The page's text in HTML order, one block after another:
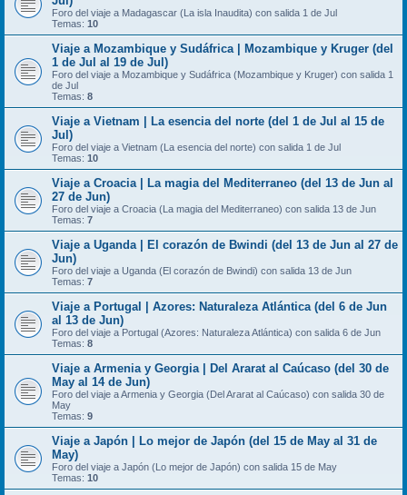
Foro del viaje a Madagascar (La isla Inaudita) con salida 1 de Jul
Temas: 10
Viaje a Mozambique y Sudáfrica | Mozambique y Kruger (del
1 de Jul al 19 de Jul)
Foro del viaje a Mozambique y Sudáfrica (Mozambique y Kruger) con salida 1
de Jul
Temas: 8
Viaje a Vietnam | La esencia del norte (del 1 de Jul al 15 de
Jul)
Foro del viaje a Vietnam (La esencia del norte) con salida 1 de Jul
Temas: 10
Viaje a Croacia | La magia del Mediterraneo (del 13 de Jun al
27 de Jun)
Foro del viaje a Croacia (La magia del Mediterraneo) con salida 13 de Jun
Temas: 7
Viaje a Uganda | El corazón de Bwindi (del 13 de Jun al 27 de
Jun)
Foro del viaje a Uganda (El corazón de Bwindi) con salida 13 de Jun
Temas: 7
Viaje a Portugal | Azores: Naturaleza Atlántica (del 6 de Jun
al 13 de Jun)
Foro del viaje a Portugal (Azores: Naturaleza Atlántica) con salida 6 de Jun
Temas: 8
Viaje a Armenia y Georgia | Del Ararat al Caúcaso (del 30 de
May al 14 de Jun)
Foro del viaje a Armenia y Georgia (Del Ararat al Caúcaso) con salida 30 de
May
Temas: 9
Viaje a Japón | Lo mejor de Japón (del 15 de May al 31 de
May)
Foro del viaje a Japón (Lo mejor de Japón) con salida 15 de May
Temas: 10